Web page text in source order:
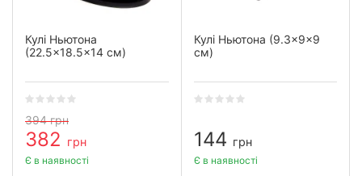
Кулі Ньютона
(22.5×18.5×14 см)
394грн
382 грн
Є в наявності
Кулі Ньютона (9.3×9×9
см)
144 грн
Є в наявності